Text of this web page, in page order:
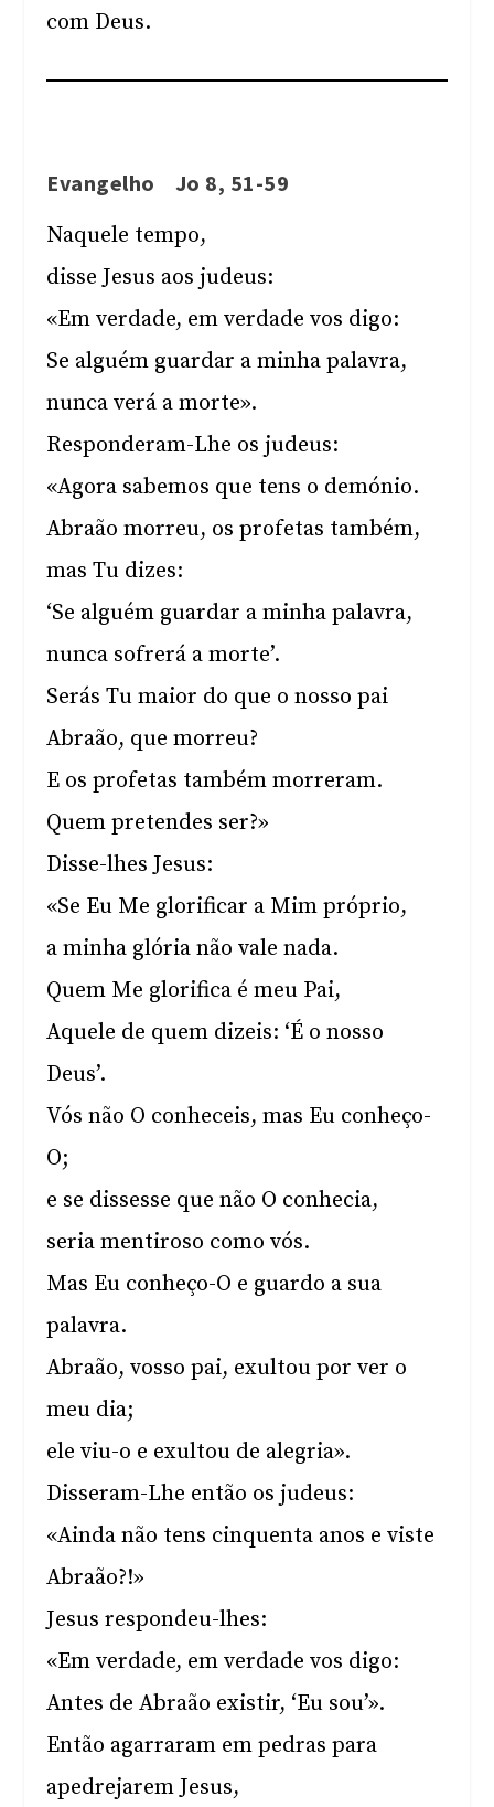
com Deus.
Evangelho Jo 8, 51-59
Naquele tempo,
disse Jesus aos judeus:
«Em verdade, em verdade vos digo:
Se alguém guardar a minha palavra,
nunca verá a morte».
Responderam-Lhe os judeus:
«Agora sabemos que tens o demónio.
Abraão morreu, os profetas também,
mas Tu dizes:
‘Se alguém guardar a minha palavra,
nunca sofrerá a morte’.
Serás Tu maior do que o nosso pai
Abraão, que morreu?
E os profetas também morreram.
Quem pretendes ser?»
Disse-lhes Jesus:
«Se Eu Me glorificar a Mim próprio,
a minha glória não vale nada.
Quem Me glorifica é meu Pai,
Aquele de quem dizeis: ‘É o nosso
Deus’.
Vós não O conheceis, mas Eu conheço-
O;
e se dissesse que não O conhecia,
seria mentiroso como vós.
Mas Eu conheço-O e guardo a sua
palavra.
Abraão, vosso pai, exultou por ver o
meu dia;
ele viu-o e exultou de alegria».
Disseram-Lhe então os judeus:
«Ainda não tens cinquenta anos e viste
Abraão?!»
Jesus respondeu-lhes:
«Em verdade, em verdade vos digo:
Antes de Abraão existir, ‘Eu sou’».
Então agarraram em pedras para
apedrejarem Jesus,